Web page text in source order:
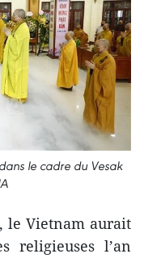
le cadre du Vesak
le Vietnam aurait
religieuses l’an